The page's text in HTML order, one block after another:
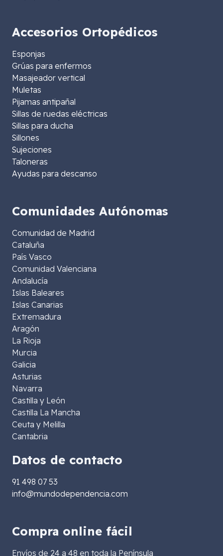
Accesorios Ortopédicos
Esponjas
Grúas para enfermos
Masajeador vertical
Muletas
Pijamas antipañal
Sillas de ruedas eléctricas
Sillas para ducha
Sillones
Sujeciones
Taloneras
Ayudas para descanso
Comunidades Autónomas
Comunidad de Madrid
Cataluña
País Vasco
Comunidad Valenciana
Andalucía
Islas Baleares
Islas Canarias
Extremadura
Aragón
La Rioja
Murcia
Galicia
Asturias
Navarra
Castilla y León
Castilla La Mancha
Ceuta y Melilla
Cantabria
Datos de contacto
91 498 07 53
info@mundodependencia.com
Compra online fácil
Envíos de 24 a 48 en toda la Península